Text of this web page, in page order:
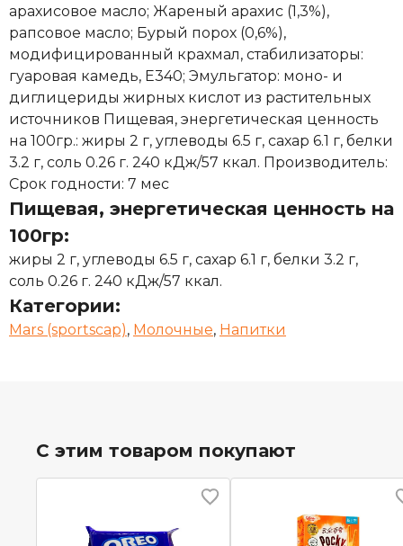
арахисовое масло; Жареный арахис (1,3%),
рапсовое масло; Бурый порох (0,6%),
модифицированный крахмал, стабилизаторы:
гуаровая камедь, E340; Эмульгатор: моно- и
диглицериды жирных кислот из растительных
источников Пищевая, энергетическая ценность
на 100гр.: жиры 2 г, углеводы 6.5 г, сахар 6.1 г, белки
3.2 г, соль 0.26 г. 240 кДж/57 ккал. Производитель:
Срок годности: 7 мес
Пищевая, энергетическая ценность на
100гр:
жиры 2 г, углеводы 6.5 г, сахар 6.1 г, белки 3.2 г,
соль 0.26 г. 240 кДж/57 ккал.
Категории:
Mars (sportscap), Молочные, Напитки
С этим товаром покупают